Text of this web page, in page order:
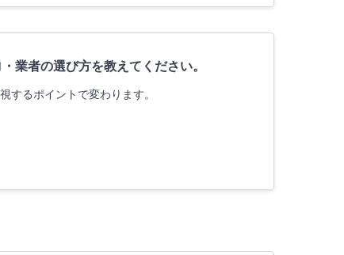
業者の選び方を教えてください。
するポイントで変わります。